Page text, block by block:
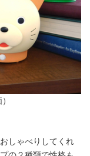
価）
しゃべりしてくれ